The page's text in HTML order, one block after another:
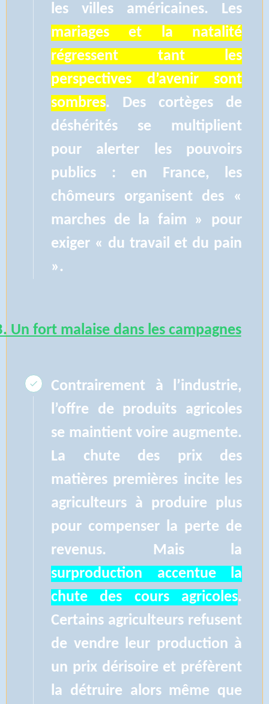
les villes américaines. Les
mariages et la natalité
régressent tant les
perspectives d’avenir sont
sombres. Des cortèges de
déshérités se multiplient
pour alerter les pouvoirs
publics : en France, les
chômeurs organisent des «
marches de la faim » pour
exiger « du travail et du pain
».
Un fort malaise dans les campagnes
Contrairement à l’industrie,
l’offre de produits agricoles
se maintient voire augmente.
La chute des prix des
matières premières incite les
agriculteurs à produire plus
pour compenser la perte de
revenus. Mais la
surproduction accentue la
chute des cours agricoles.
Certains agriculteurs refusent
de vendre leur production à
un prix dérisoire et préfèrent
la détruire alors même que